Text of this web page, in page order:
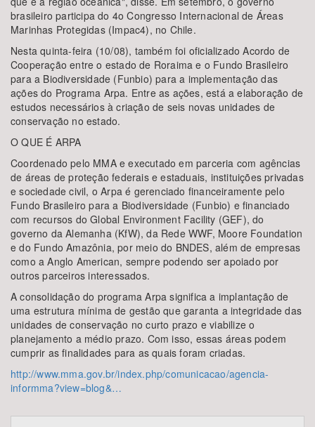
brasileiro participa do 4o Congresso Internacional de Áreas
Marinhas Protegidas (Impac4), no Chile.
Nesta quinta-feira (10/08), também foi oficializado Acordo de
Cooperação entre o estado de Roraima e o Fundo Brasileiro
para a Biodiversidade (Funbio) para a implementação das
ações do Programa Arpa. Entre as ações, está a elaboração de
estudos necessários à criação de seis novas unidades de
conservação no estado.
O QUE É ARPA
Coordenado pelo MMA e executado em parceria com agências
de áreas de proteção federais e estaduais, instituições privadas
e sociedade civil, o Arpa é gerenciado financeiramente pelo
Fundo Brasileiro para a Biodiversidade (Funbio) e financiado
com recursos do Global Environment Facility (GEF), do
governo da Alemanha (KfW), da Rede WWF, Moore Foundation
e do Fundo Amazônia, por meio do BNDES, além de empresas
como a Anglo American, sempre podendo ser apoiado por
outros parceiros interessados.
A consolidação do programa Arpa significa a implantação de
uma estrutura mínima de gestão que garanta a integridade das
unidades de conservação no curto prazo e viabilize o
planejamento a médio prazo. Com isso, essas áreas podem
cumprir as finalidades para as quais foram criadas.
http://www.mma.gov.br/index.php/comunicacao/agencia-
informma?view=blog&…